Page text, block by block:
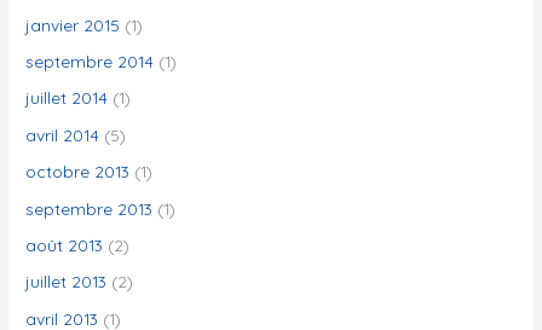
janvier 2015 (1)
septembre 2014 (1)
juillet 2014 (1)
avril 2014 (5)
octobre 2013 (1)
septembre 2013 (1)
août 2013 (2)
juillet 2013 (2)
avril 2013 (1)